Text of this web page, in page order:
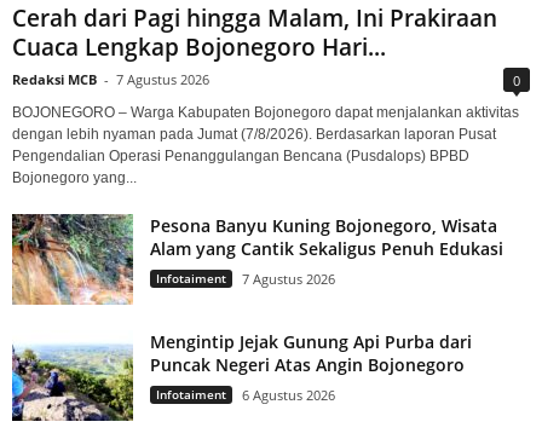
Cerah dari Pagi hingga Malam, Ini Prakiraan
Cuaca Lengkap Bojonegoro Hari...
Redaksi MCB - 7 Agustus 2026 0
BOJONEGORO – Warga Kabupaten Bojonegoro dapat menjalankan aktivitas
dengan lebih nyaman pada Jumat (7/8/2026). Berdasarkan laporan Pusat
Pengendalian Operasi Penanggulangan Bencana (Pusdalops) BPBD
Bojonegoro yang...
Pesona Banyu Kuning Bojonegoro, Wisata
Alam yang Cantik Sekaligus Penuh Edukasi
Infotaiment 7 Agustus 2026
Mengintip Jejak Gunung Api Purba dari
Puncak Negeri Atas Angin Bojonegoro
Infotaiment 6 Agustus 2026